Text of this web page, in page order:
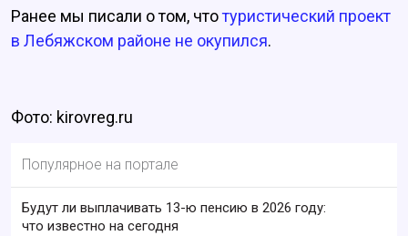
Ранее мы писали о том, чтотуристический проект
в Лебяжском районе не окупился.
Фото: kirovreg.ru
Популярное на портале
Будут ли выплачивать 13-ю пенсию в 2026 году:
что известно на сегодня